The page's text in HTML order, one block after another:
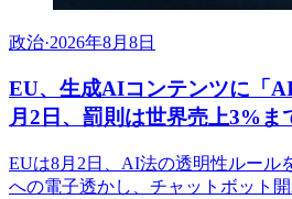
政治·2026年8月8日
EU、生成AIコンテンツに「
月2日、罰則は世界売上3%ま
EUは8月2日、AI法の透明性ルール
への電子透かし、チャットボット